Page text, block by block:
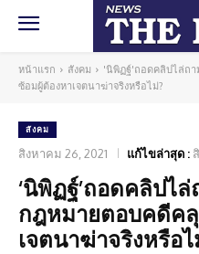
หน้าแรก สังคม
'นิพิฏฐ์'ถอดคลิปไล่ถา
ซ้อมผู้ต้องหาเจตนาฆ่าจริงหรือไม่?
สังคม
สิงหาคม 26, 2021 แก้ไขล่าสุด :
‘นิพิฏฐ์’ถอดคลิปไ
กฎหมายตอบคดีค
เจตนาฆ่าจริงหรือไ